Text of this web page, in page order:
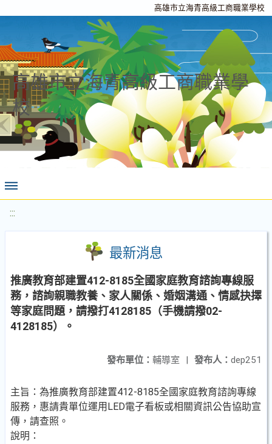
高雄市立海青高級工商職業學校
高雄市立海青高級工商職業學
校
:::
最新消息
推廣教育部建置412-8185全國家庭教育諮詢專線服
務，諮詢親職教養、家人關係、婚姻溝通、情感抉擇
等家庭問題，請撥打4128185（手機請撥02-
4128185）。
發布人： dep251
發布單位： 輔導室 |
主旨：為推廣教育部建置412-8185全國家庭教育諮詢專線
服務，惠請貴單位運用LED電子看板或相關資訊公告協助宣
傳，請查照。
說明：